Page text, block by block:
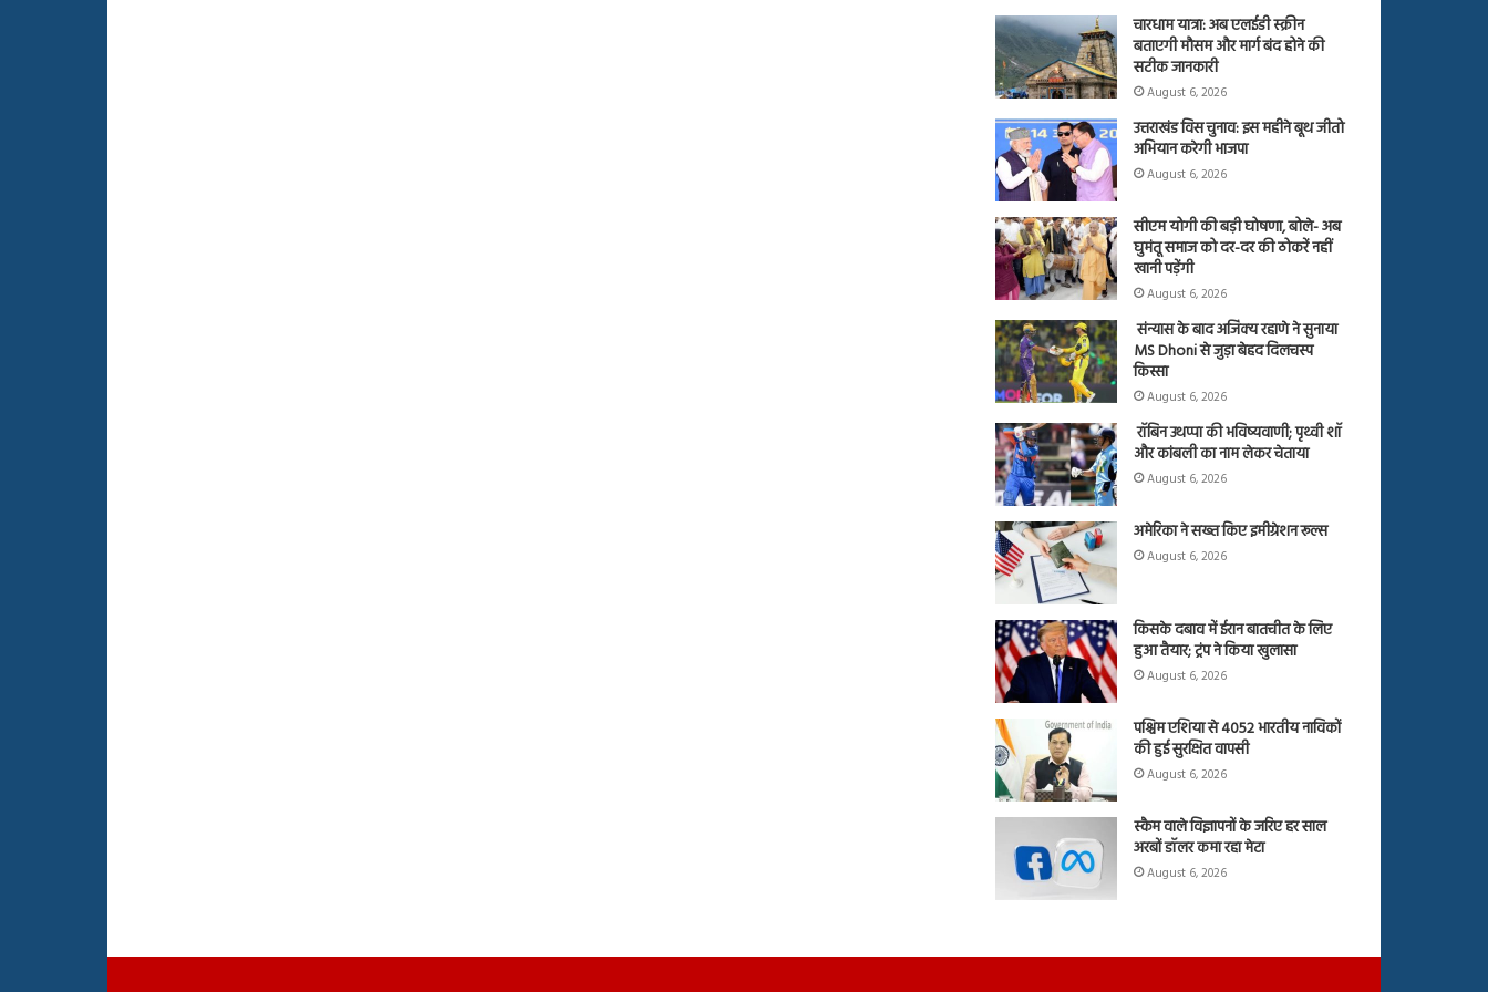
चारधाम यात्रा: अब एलईडी स्क्रीन
बताएगी मौसम और मार्ग बंद होने की
सटीक जानकारी
August 6, 2026
उत्तराखंड विस चुनाव: इस महीने बूथ जीतो
अभियान करेगी भाजपा
August 6, 2026
सीएम योगी की बड़ी घोषणा, बोले- अब
घुमंतू समाज को दर-दर की ठोकरें नहीं
खानी पड़ेंगी
August 6, 2026
संन्यास के बाद अजिंक्‍य रहाणे ने सुनाया
MS Dhoni से जुड़ा बेहद दिलचस्प
किस्सा
August 6, 2026
रॉबिन उथप्पा की भविष्यवाणी; पृथ्वी शॉ
और कांबली का नाम लेकर चेताया
August 6, 2026
अमेरिका ने सख्त किए इमीग्रेशन रूल्स
August 6, 2026
किसके दबाव में ईरान बातचीत के लिए
हुआ तैयार; ट्रंप ने किया खुलासा
August 6, 2026
पश्चिम एशिया से 4052 भारतीय नाविकों
की हुई सुरक्षित वापसी
August 6, 2026
स्कैम वाले विज्ञापनों के जरिए हर साल
अरबों डॉलर कमा रहा मेटा
August 6, 2026